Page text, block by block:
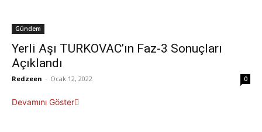
Gündem
Yerli Aşı TURKOVAC’ın Faz-3 Sonuçları
Açıklandı
Redzeen - Ocak 12, 2022 0
Devamını Göster